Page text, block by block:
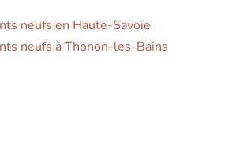
neufs en Haute-Savoie
neufs à Thonon-les-Bains